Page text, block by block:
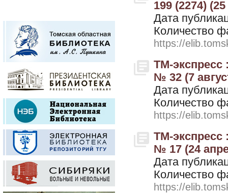
199 (2274)
Дата
Количество
https://
ТМ-экспресс
№ 32 (7
Дата
Количество
https://
ТМ-экспресс
№ 17 (24
Дата
Количество
https://